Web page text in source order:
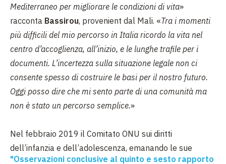
Mediterraneo per migliorare le condizioni di vita»
racconta Bassirou, provenient dal Mali. «Tra i momenti
più difficili del mio percorso in Italia ricordo la vita nel
centro d’accoglienza, all’inizio, e le lunghe trafile per i
documenti. L’incertezza sulla situazione legale non ci
consente spesso di costruire le basi per il nostro futuro.
Oggi posso dire che mi sento parte di una comunità ma
non è stato un percorso semplice.»
Nel febbraio 2019 il Comitato ONU sui diritti
dell’infanzia e dell’adolescenza, emanando le sue
"Osservazioni conclusive al quinto e sesto rapporto